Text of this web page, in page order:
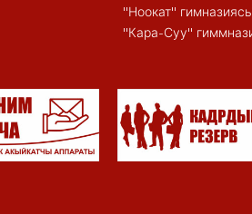
"Ноокат" гимназиясы
"Кара-Суу"